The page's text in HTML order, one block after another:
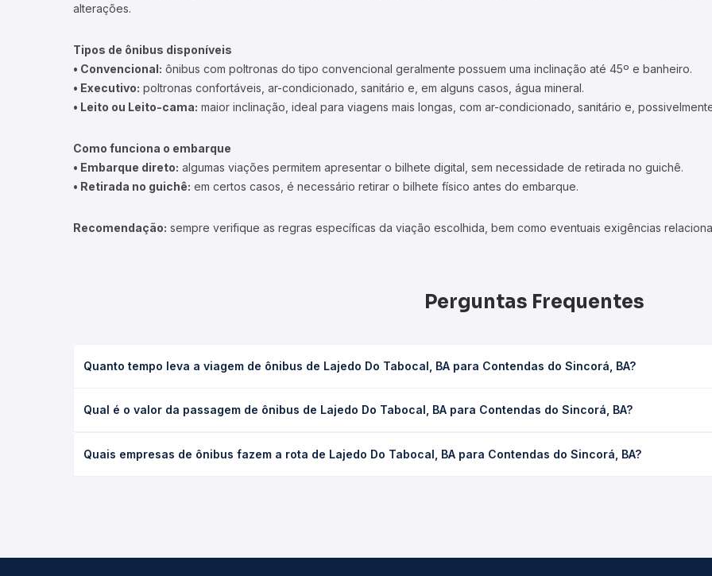
alterações.
Tipos de ônibus disponíveis
• Convencional: ônibus com poltronas do tipo convencional geralmente possuem uma inclinação até 45º e banheiro.
• Executivo: poltronas confortáveis, ar-condicionado, sanitário e, em alguns casos, água mineral.
• Leito ou Leito-cama: maior inclinação, ideal para viagens mais longas, com ar-condicionado, sanitário e,
Como funciona o embarque
• Embarque direto: algumas viações permitem apresentar o bilhete digital, sem necessidade de retirada no guichê.
• Retirada no guichê: em certos casos, é necessário retirar o bilhete físico antes do embarque.
Recomendação: sempre verifique as regras específicas da viação escolhida, bem como eventuais exigências
Perguntas Frequentes
Quanto tempo leva a viagem de ônibus de Lajedo Do Tabocal, BA para Contendas do Sincorá, BA?
(convencional, executivo ou leito) e as condições de tráfego. Na Quero Passagem você consulta os horários
Qual é o valor da passagem de ônibus de Lajedo Do Tabocal, BA para Contendas do Sincorá, BA?
de poltrona e a antecedência da compra. Na Quero Passagem você compara os preços de todas as viações em
Quais empresas de ônibus fazem a rota de Lajedo Do Tabocal, BA para Contendas do Sincorá, BA?